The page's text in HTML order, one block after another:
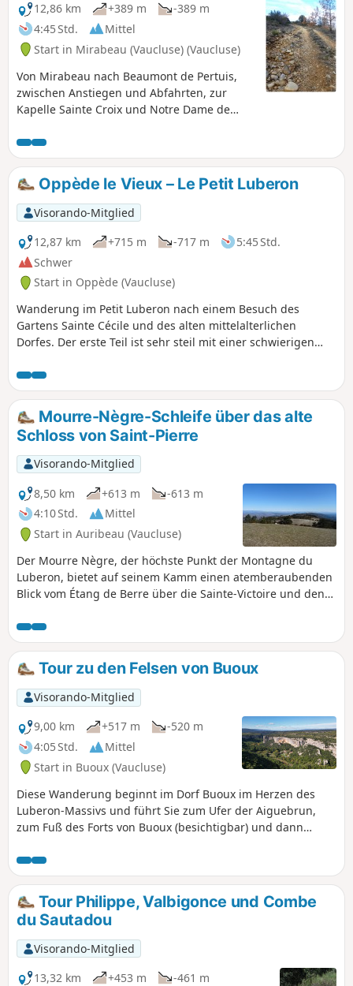
12,86 km
+389 m
-389 m
4:45 Std.
Mittel
Start in Mirabeau (Vaucluse) (Vaucluse)
Von Mirabeau nach Beaumont de Pertuis,
zwischen Anstiegen und Abfahrten, zur
Kapelle Sainte Croix und Notre Dame de
Oppède le Vieux – Le Petit Luberon
Visorando-Mitglied
12,87 km
+715 m -717 m
5:45 Std.
Schwer
Start in Oppède (Vaucluse)
Wanderung im Petit Luberon nach einem Besuch des
Gartens Sainte Cécile und des alten mittelalterlichen
Dorfes. Der erste Teil ist sehr steil mit einer schwierigen
Regenwetter.
Mourre-Nègre-Schleife über das alte
Schloss von Saint-Pierre
Visorando-Mitglied
8,50 km
+613 m
-613 m
4:10 Std.
Mittel
Start in Auribeau (Vaucluse)
Der Mourre Nègre, der höchste Punkt der Montagne du
Luberon, bietet auf seinem Kamm einen atemberaubenden
Blick vom Étang de Berre über die Sainte-Victoire und den
der Weg durch das Vallon du Roumi zu den Ruinen (die
derzeit restauriert werden) des ehemaligen Schlosses Saint-
Pierre und der angrenzenden gleichnamigen Kapelle.
Tour zu den Felsen von Buoux
Visorando-Mitglied
9,00 km
+517 m
-520 m
4:05 Std.
Mittel
Start in Buoux (Vaucluse)
Diese Wanderung beginnt im Dorf Buoux im Herzen des
Luberon-Massivs und führt Sie zum Ufer der Aiguebrun,
zum Fuß des Forts von Buoux (besichtigbar) und dann
Buoux, die weltweit für ihre Klettergebiete bekannt sind.
Am Fuße dieser beeindruckenden Felswände angekommen,
umrunden Sie diese und wandern dann oben entlang, wo
Sie einige atemberaubende Ausblicke auf das Vallon de
l'Aiguebrun genießen können, bevor Sie gemächlich ins
Dorf zurückkehren.
Tour Philippe, Valbigonce und Combe
du Sautadou
Visorando-Mitglied
13,32 km
+453 m
-461 m